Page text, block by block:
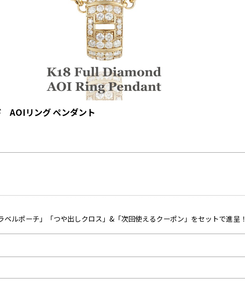
AOIリング ペンダント
ルポーチ」「つや出しクロス」&「次回使えるクーポン」をセットで進呈！